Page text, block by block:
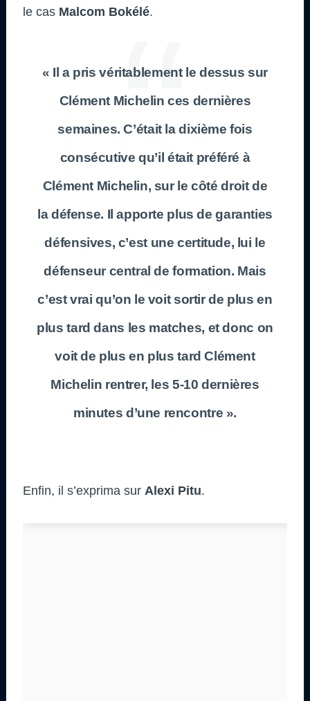
le cas Malcom Bokélé.
« Il a pris véritablement le dessus sur
Clément Michelin ces dernières
semaines. C’était la dixième fois
consécutive qu’il était préféré à
Clément Michelin, sur le côté droit de
la défense. Il apporte plus de garanties
défensives, c’est une certitude, lui le
défenseur central de formation. Mais
c’est vrai qu’on le voit sortir de plus en
plus tard dans les matches, et donc on
voit de plus en plus tard Clément
Michelin rentrer, les 5-10 dernières
minutes d’une rencontre ».
Enfin, il s’exprima sur Alexi Pitu.